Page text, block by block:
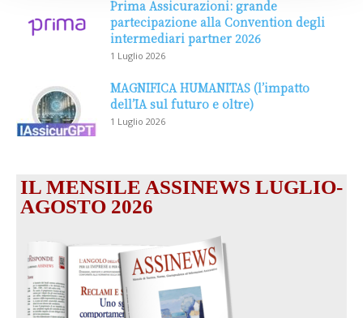
Prima Assicurazioni: grande
partecipazione alla Convention degli
intermediari partner 2026
1 Luglio 2026
MAGNIFICA HUMANITAS (l’impatto
dell’IA sul futuro e oltre)
1 Luglio 2026
IL MENSILE ASSINEWS LUGLIO-
AGOSTO 2026